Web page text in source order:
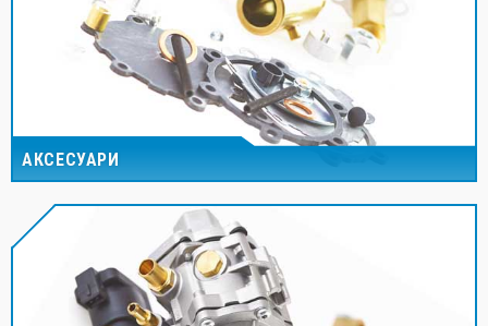
АКСЕСУАРИ